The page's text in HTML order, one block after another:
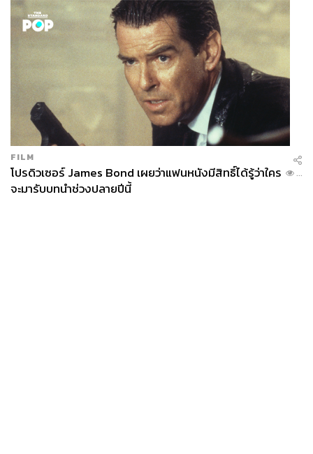
FILM
โปรดิวเซอร์ James Bond เผยว่าแฟนหนังมีสิทธิ์ได้รู้ว่าใคร
จะมารับบทนำช่วงปลายปีนี้
...